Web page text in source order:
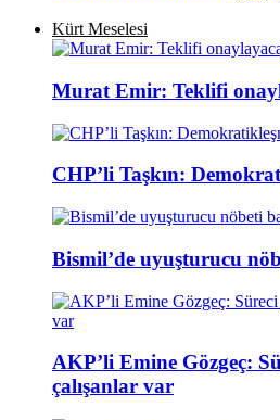
Kürt Meselesi
Murat Emir: Teklifi
CHP’li Taşkın:
Bismil’de uyuşturucu
AKP’li Emine Gözgeç:
çalışanlar var